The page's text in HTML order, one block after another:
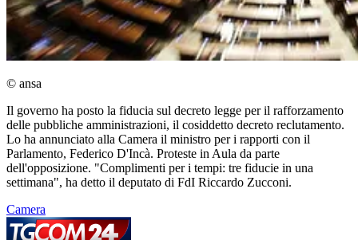
© ansa
Il governo ha posto la fiducia sul decreto legge per il rafforzamento
delle pubbliche amministrazioni, il cosiddetto decreto reclutamento.
Lo ha annunciato alla Camera il ministro per i rapporti con il
Parlamento, Federico D'Incà. Proteste in Aula da parte
dell'opposizione. "Complimenti per i tempi: tre fiducie in una
settimana", ha detto il deputato di FdI Riccardo Zucconi.
Camera